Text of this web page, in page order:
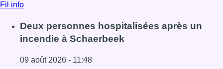
Fil info
Deux personnes hospitalisées après un
incendie à Schaerbeek
09 août 2026 - 11:48